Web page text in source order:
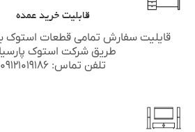
قابلیت خرید عمده
قایلیت سفارش تمامی قطعات استوک
طریق شرکت استوک
تلفن تماس: ۰۹۱۲۱۰۱۹۱۸۶